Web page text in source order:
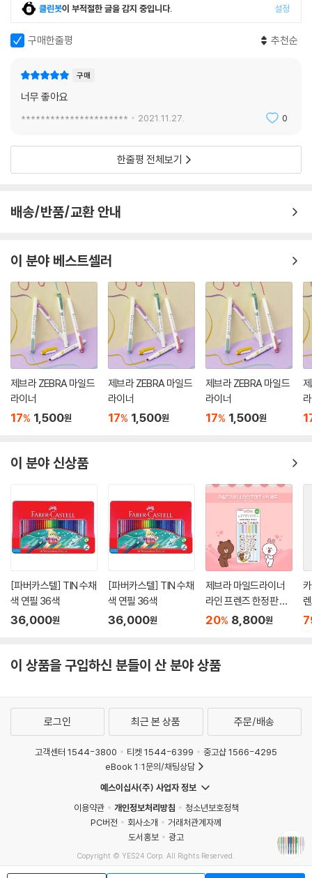
클린봇이 부적절한 글을 감지 중입니다. 설정
구매한줄평 추천순
구매
너무 좋아요
********************** 2021.11.27. 0
한줄평 전체보기
배송/반품/교환 안내
이 분야 베스트셀러
제브라 ZEBRA 마일드
라이너
17% 1,500원
제브라 ZEBRA 마일드
라이너
17% 1,500원
제브라 ZEBRA 마일드
라이너
17% 1,500원
이 분야 신상품
[파버카스텔] TIN 수채
색 연필 36색
36,000원
[파버카스텔] TIN 수채
색 연필 36색
36,000원
제브라 마일드라이너
라인 프렌즈 한정판 5
색세트
20% 8,800원
이 상품을 구입하신 분들이 산 분야 상품
로그인 최근 본 상품 주문/배송
고객센터 1544-3800 티켓 1544-6399
중고샵 1566-4295
eBook 1:1문의/채팅상담
예스이십사(주) 사업자 정보
이용약관
개인정보처리방침
청소년보호정책
PC버전
회사소개
거래처관계자께
도서홍보
광고
Copyright © YES24 Corp. All Rights Reserved.